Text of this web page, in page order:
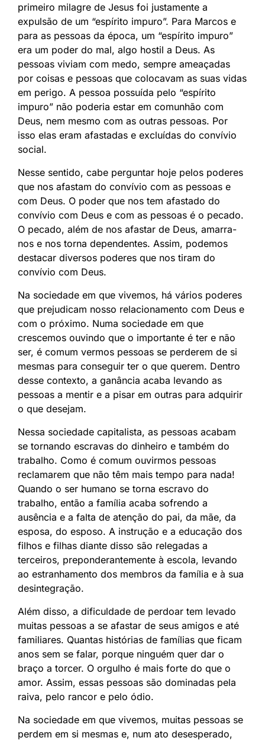
primeiro milagre de Jesus foi justamente a
expulsão de um “espírito impuro”. Para Marcos e
para as pessoas da época, um “espírito impuro”
era um poder do mal, algo hostil a Deus. As
pessoas viviam com medo, sempre ameaçadas
por coisas e pessoas que colocavam as suas vidas
em perigo. A pessoa possuída pelo “espírito
impuro” não poderia estar em comunhão com
Deus, nem mesmo com as outras pessoas. Por
isso elas eram afastadas e excluídas do convívio
social.
Nesse sentido, cabe perguntar hoje pelos poderes
que nos afastam do convívio com as pessoas e
com Deus. O poder que nos tem afastado do
convívio com Deus e com as pessoas é o pecado.
O pecado, além de nos afastar de Deus, amarra-
nos e nos torna dependentes. Assim, podemos
destacar diversos poderes que nos tiram do
convívio com Deus.
Na sociedade em que vivemos, há vários poderes
que prejudicam nosso relacionamento com Deus e
com o próximo. Numa sociedade em que
crescemos ouvindo que o importante é ter e não
ser, é comum vermos pessoas se perderem de si
mesmas para conseguir ter o que querem. Dentro
desse contexto, a ganância acaba levando as
pessoas a mentir e a pisar em outras para adquirir
o que desejam.
Nessa sociedade capitalista, as pessoas acabam
se tornando escravas do dinheiro e também do
trabalho. Como é comum ouvirmos pessoas
reclamarem que não têm mais tempo para nada!
Quando o ser humano se torna escravo do
trabalho, então a família acaba sofrendo a
ausência e a falta de atenção do pai, da mãe, da
esposa, do esposo. A instrução e a educação dos
filhos e filhas diante disso são relegadas a
terceiros, preponderantemente à escola, levando
ao estranhamento dos membros da família e à sua
desintegração.
Além disso, a dificuldade de perdoar tem levado
muitas pessoas a se afastar de seus amigos e até
familiares. Quantas histórias de famílias que ficam
anos sem se falar, porque ninguém quer dar o
braço a torcer. O orgulho é mais forte do que o
amor. Assim, essas pessoas são dominadas pela
raiva, pelo rancor e pelo ódio.
Na sociedade em que vivemos, muitas pessoas se
perdem em si mesmas e, num ato desesperado,